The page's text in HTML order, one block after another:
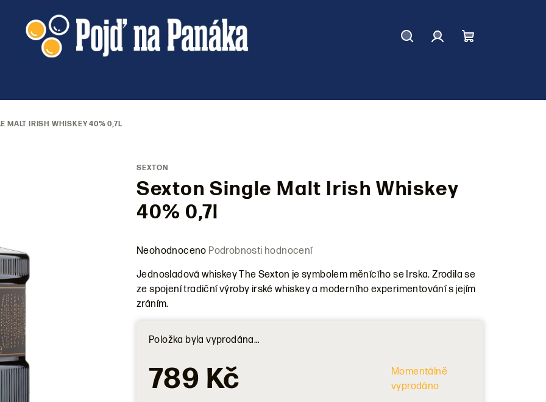
MALT IRISH WHISKEY 40% 0,7L
SEXTON
Sexton Single Malt Irish Whiskey
40% 0,7l
Průměrné
produktu
je
0,0
Neohodnoceno Podrobnosti hodnocení
Jednosladová whiskey The Sexton je symbolem měnícího se Irska. Zrodila se
ze spojení tradiční výroby irské whiskey a moderního experimentování s jejím
zráním.
Položka byla vyprodána…
Momentálně
vyprodáno
789 Kč